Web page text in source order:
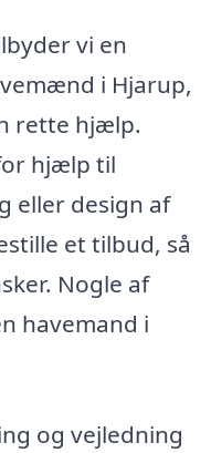
vi en
i Hjarup,
rette hjælp.
hjælp til
eller design af
et tilbud, så
Nogle af
havemand i
og vejledning